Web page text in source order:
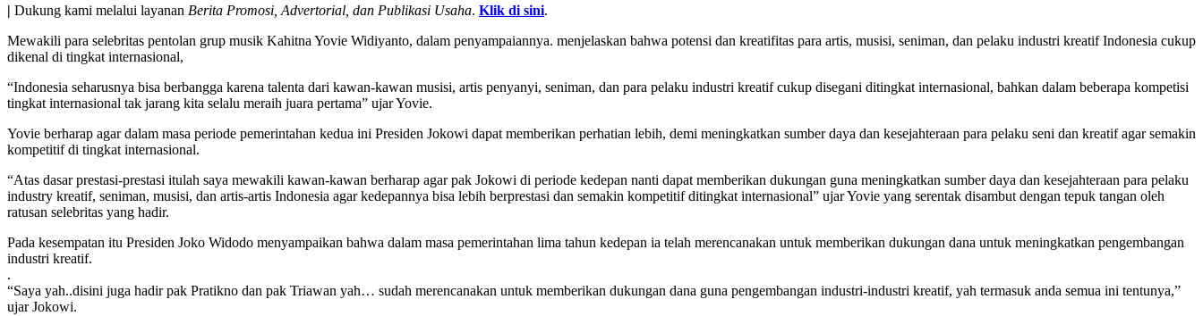
| Dukung kami melalui layanan Berita Promosi, Advertorial, dan Publikasi Usaha. Klik di sini.
Mewakili para selebritas pentolan grup musik Kahitna Yovie Widiyanto, dalam penyampaiannya. menjelaskan bahwa potensi dan kreatifitas para artis, musisi, seniman, dan pelaku industri kreatif Indonesia cukup
dikenal di tingkat internasional,
“Indonesia seharusnya bisa berbangga karena talenta dari kawan-kawan musisi, artis penyanyi, seniman, dan para pelaku industri kreatif cukup disegani ditingkat internasional, bahkan dalam beberapa kompetisi
tingkat internasional tak jarang kita selalu meraih juara pertama” ujar Yovie.
Yovie berharap agar dalam masa periode pemerintahan kedua ini Presiden Jokowi dapat memberikan perhatian lebih, demi meningkatkan sumber daya dan kesejahteraan para pelaku seni dan kreatif agar semakin
kompetitif di tingkat internasional.
“Atas dasar prestasi-prestasi itulah saya mewakili kawan-kawan berharap agar pak Jokowi di periode kedepan nanti dapat memberikan dukungan guna meningkatkan sumber daya dan kesejahteraan para pelaku
industry kreatif, seniman, musisi, dan artis-artis Indonesia agar kedepannya bisa lebih berprestasi dan semakin kompetitif ditingkat internasional” ujar Yovie yang serentak disambut dengan tepuk tangan oleh
ratusan selebritas yang hadir.
Pada kesempatan itu Presiden Joko Widodo menyampaikan bahwa dalam masa pemerintahan lima tahun kedepan ia telah merencanakan untuk memberikan dukungan dana untuk meningkatkan pengembangan
industri kreatif.
.
“Saya yah..disini juga hadir pak Pratikno dan pak Triawan yah… sudah merencanakan untuk memberikan dukungan dana guna pengembangan industri-industri kreatif, yah termasuk anda semua ini tentunya,”
ujar Jokowi.